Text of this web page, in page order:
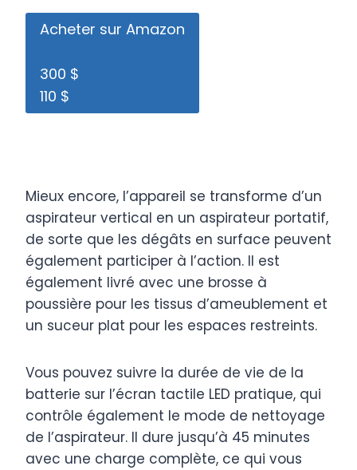
Acheter sur Amazon
300 $
110 $
Mieux encore, l’appareil se transforme d’un
aspirateur vertical en un aspirateur portatif,
de sorte que les dégâts en surface peuvent
également participer à l’action. Il est
également livré avec une brosse à
poussière pour les tissus d’ameublement et
un suceur plat pour les espaces restreints.
Vous pouvez suivre la durée de vie de la
batterie sur l’écran tactile LED pratique, qui
contrôle également le mode de nettoyage
de l’aspirateur. Il dure jusqu’à 45 minutes
avec une charge complète, ce qui vous